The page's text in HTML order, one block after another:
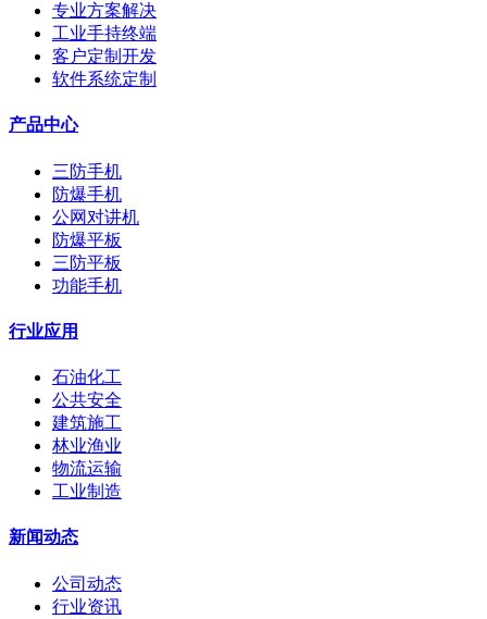
专业方案解决
工业手持终端
客户定制开发
软件系统定制
产品中心
三防手机
防爆手机
公网对讲机
防爆平板
三防平板
功能手机
行业应用
石油化工
公共安全
建筑施工
林业渔业
物流运输
工业制造
新闻动态
公司动态
行业资讯